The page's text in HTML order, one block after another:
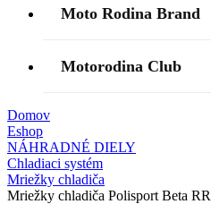
Moto Rodina Brand
Motorodina Club
Domov
Eshop
NÁHRADNÉ DIELY
Chladiaci systém
Mriežky chladiča
Mriežky chladiča Polisport Beta